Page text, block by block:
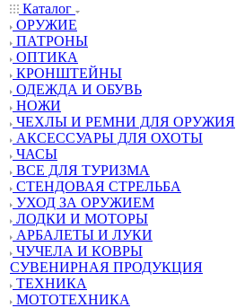
Каталог
ОРУЖИЕ
ПАТРОНЫ
ОПТИКА
КРОНШТЕЙНЫ
ОДЕЖДА И ОБУВЬ
НОЖИ
ЧЕХЛЫ И РЕМНИ ДЛЯ ОРУЖИЯ
АКСЕССУАРЫ ДЛЯ ОХОТЫ
ЧАСЫ
ВСЕ ДЛЯ ТУРИЗМА
СТЕНДОВАЯ СТРЕЛЬБА
УХОД ЗА ОРУЖИЕМ
ЛОДКИ И МОТОРЫ
АРБАЛЕТЫ И ЛУКИ
ЧУЧЕЛА И КОВРЫ
СУВЕНИРНАЯ ПРОДУКЦИЯ
ТЕХНИКА
МОТОТЕХНИКА